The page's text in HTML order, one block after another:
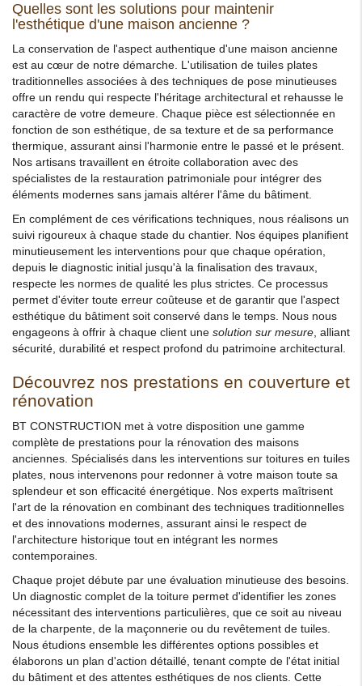
Quelles sont les solutions pour maintenir
l'esthétique d'une maison ancienne ?
La conservation de l'aspect authentique d'une maison ancienne
est au cœur de notre démarche. L'utilisation de tuiles plates
traditionnelles associées à des techniques de pose minutieuses
offre un rendu qui respecte l'héritage architectural et rehausse le
caractère de votre demeure. Chaque pièce est sélectionnée en
fonction de son esthétique, de sa texture et de sa performance
thermique, assurant ainsi l'harmonie entre le passé et le présent.
Nos artisans travaillent en étroite collaboration avec des
spécialistes de la restauration patrimoniale pour intégrer des
éléments modernes sans jamais altérer l'âme du bâtiment.
En complément de ces vérifications techniques, nous réalisons un
suivi rigoureux à chaque stade du chantier. Nos équipes planifient
minutieusement les interventions pour que chaque opération,
depuis le diagnostic initial jusqu'à la finalisation des travaux,
respecte les normes de qualité les plus strictes. Ce processus
permet d'éviter toute erreur coûteuse et de garantir que l'aspect
esthétique du bâtiment soit conservé dans le temps. Nous nous
engageons à offrir à chaque client une solution sur mesure , alliant
sécurité, durabilité et respect profond du patrimoine architectural.
Découvrez nos prestations en couverture et
rénovation
BT CONSTRUCTION met à votre disposition une gamme
complète de prestations pour la rénovation des maisons
anciennes. Spécialisés dans les interventions sur toitures en tuiles
plates, nous intervenons pour redonner à votre maison toute sa
splendeur et son efficacité énergétique. Nos experts maîtrisent
l'art de la rénovation en combinant des techniques traditionnelles
et des innovations modernes, assurant ainsi le respect de
l'architecture historique tout en intégrant les normes
contemporaines.
Chaque projet débute par une évaluation minutieuse des besoins.
Un diagnostic complet de la toiture permet d'identifier les zones
nécessitant des interventions particulières, que ce soit au niveau
de la charpente, de la maçonnerie ou du revêtement de tuiles.
Nous étudions ensemble les différentes options possibles et
élaborons un plan d'action détaillé, tenant compte de l'état initial
du bâtiment et des attentes esthétiques de nos clients. Cette